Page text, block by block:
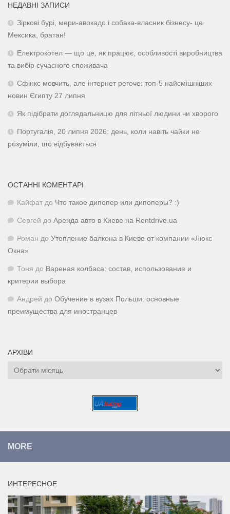
НЕДАВНІ ЗАПИСИ
Зіркові бурі, мери-авокадо і собака-власник бізнесу- це
Мексика, братан!
Електрокотел — що це, як працює, особливості виробництва
та вибір сучасного споживача
Сфінкс мовчить, але інтернет регоче: топ-5 найсмішніших
новин Єгипту 27 липня
Як підібрати доглядальницю для літньої людини чи хворого
Португалія, 20 липня 2026: день, коли навіть чайки не
розуміли, що відбувається
ОСТАННІ КОМЕНТАРІ
Кайфат до Что такое дипопер или дипоперы? :)
Сергей до Аренда авто в Киеве на Rentdrive.ua
Роман до Утепление балкона в Киеве от компании «Люкс
Окна»
Тоня до Вареная колбаса: состав, использование и
критерии выбора
Андрей до Обучение в вузах Польши: основные
преимущества для иностранцев
АРХІВИ
Архіви
MORE
ИНТЕРЕСНОЕ